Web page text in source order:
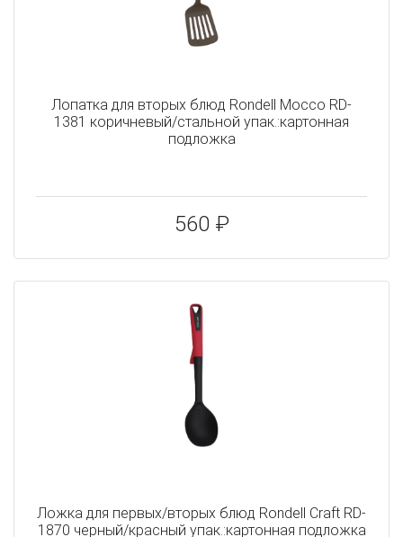
Лопатка для вторых блюд Rondell Mocco RD-
1381 коричневый/стальной упак.:картонная
подложка
560 ₽
Ложка для первых/вторых блюд Rondell Craft RD-
1870 черный/красный упак.:картонная подложка